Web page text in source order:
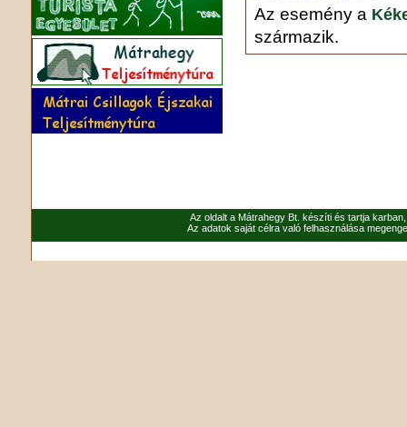
Az esemény a
származik.
Az oldalt a Mátrahegy Bt. készíti és tartja
Az adatok saját célra való felhasználása